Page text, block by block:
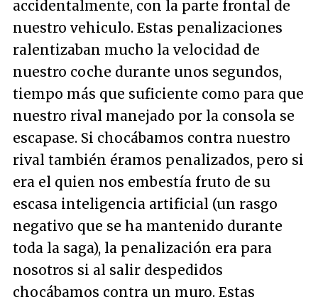
accidentalmente, con la parte frontal de
nuestro vehiculo. Estas penalizaciones
ralentizaban mucho la velocidad de
nuestro coche durante unos segundos,
tiempo más que suficiente como para que
nuestro rival manejado por la consola se
escapase. Si chocábamos contra nuestro
rival también éramos penalizados, pero si
era el quien nos embestía fruto de su
escasa inteligencia artificial (un rasgo
negativo que se ha mantenido durante
toda la saga), la penalización era para
nosotros si al salir despedidos
chocábamos contra un muro. Estas